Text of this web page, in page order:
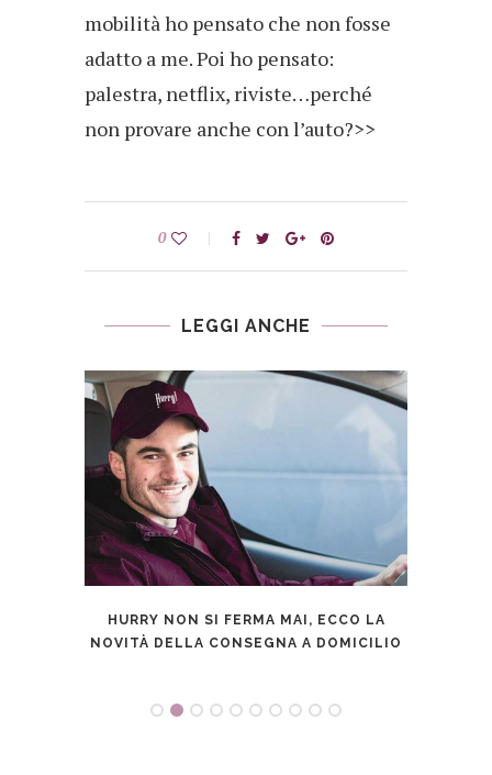
mobilità ho pensato che non fosse
adatto a me. Poi ho pensato:
palestra, netflix, riviste…perché
non provare anche con l’auto?>>
0
LEGGI ANCHE
HURRY NON SI FERMA MAI, ECCO LA
NOVITÀ DELLA CONSEGNA A DOMICILIO